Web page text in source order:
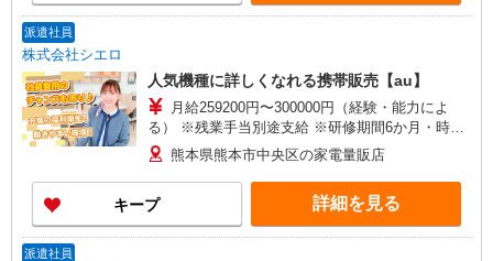
派遣社員
株式会社シエロ
人気機種に詳しくなれる携帯販売【au】
月給259200円〜300000円（経験・能力によ
る） ※残業手当別途支給 ※研修期間6か月・時給
1500円〜 ★交通費別途支給（規定あり） ゜
+゜・。○。・゜+゜・。○。・゜+゜ 入社祝い金10
万円支給(規定有) お友達を紹介頂くと, インセンテ
ィブ支給(規定有) ゜・。○。・゜+゜・。○。・゜
+゜
熊本県熊本市中央区の家電量販店
キープ 詳細を見る
派遣社員